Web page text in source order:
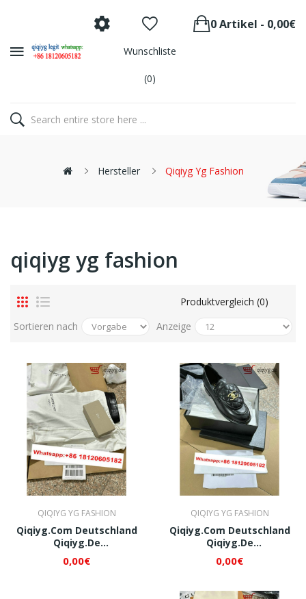
Wunschliste
(0)
0 Artikel - 0,00€
Hersteller Qiqiyg Yg Fashion
qiqiyg yg fashion
Produktvergleich (0)
Sortieren nach
Anzeige
QIQIYG YG FASHION
Qiqiyg.com Deutschland
Qiqiyg.de
Whatsapp+8618120605182
QI073
0,00€
QIQIYG YG FASHION
Qiqiyg.com Deutschland
Qiqiyg.de
Whatsapp+8618120605182
QI118
0,00€